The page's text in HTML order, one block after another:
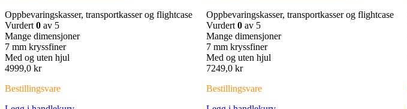
Oppbevaringskasser, transportkasser og flightcase
Vurdert 0 av 5
Mange dimensjoner
7 mm kryssfiner
Med og uten hjul
4999,0 kr
Bestillingsvare
Oppbevaringskasser, transportkasser og flightcase
Vurdert 0 av 5
Mange dimensjoner
7 mm kryssfiner
Med og uten hjul
7249,0 kr
Bestillingsvare